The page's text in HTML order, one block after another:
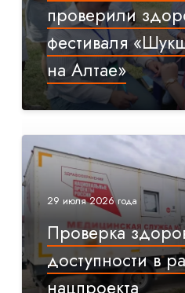
проверили
фестиваля
на Алтае»
29 июля 2026 года
Проверка
доступности в
нацпроекта